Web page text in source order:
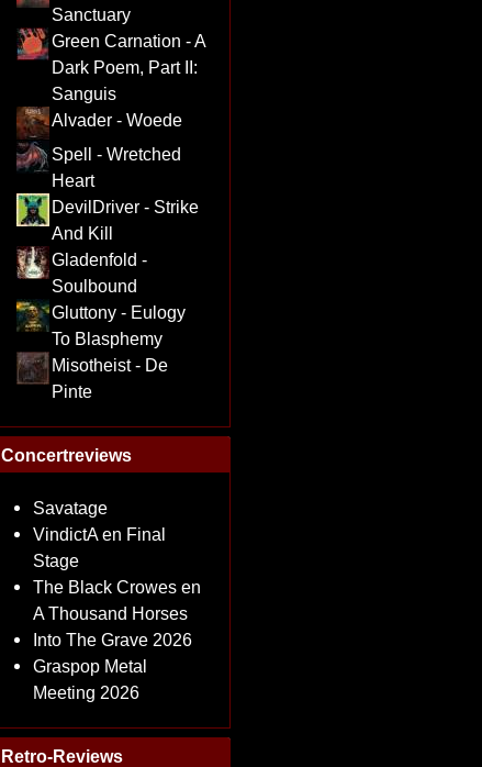
Sanctuary
Green Carnation - A
Dark Poem, Part II:
Sanguis
Alvader - Woede
Spell - Wretched
Heart
DevilDriver - Strike
And Kill
Gladenfold -
Soulbound
Gluttony - Eulogy
To Blasphemy
Misotheist - De
Pinte
Concertreviews
Savatage
VindictA en Final
Stage
The Black Crowes en
A Thousand Horses
Into The Grave 2026
Graspop Metal
Meeting 2026
Retro-Reviews